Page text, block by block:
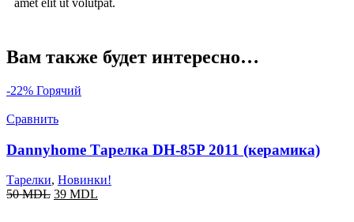
amet elit ut volutpat.
Вам также будет интересно…
-22% Горячий
Сравнить
Dannyhome Тарелка DH-85P 2011 (керамика)
Тарелки, Новинки!
50MDL 39 MDL